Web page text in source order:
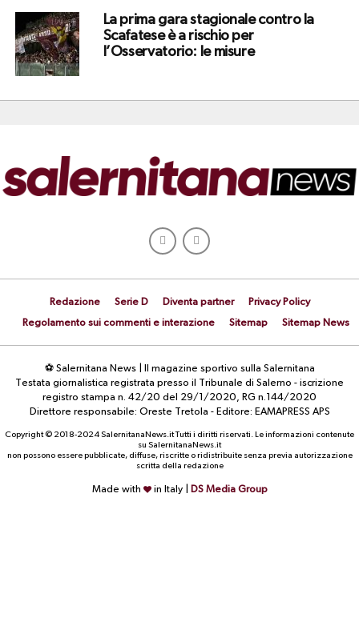
La prima gara stagionale contro la
Scafatese è a rischio per
l’Osservatorio: le misure
Redazione Serie D Diventa partner
Privacy Policy
Regolamento sui commenti e interazione
Sitemap Sitemap News
⚽ Salernitana News | Il magazine sportivo sulla Salernitana
Testata giornalistica registrata presso il Tribunale di Salerno - iscrizione
registro stampa n. 42/20 del 29/1/2020, RG n.144/2020
Direttore responsabile: Oreste Tretola - Editore: EAMAPRESS APS
Copyright © 2018-2024 SalernitanaNews.it Tutti i diritti riservati. Le informazioni contenute
su SalernitanaNews.it
non possono essere pubblicate, diffuse, riscritte o ridistribuite senza previa autorizzazione
scritta della redazione
Made with in Italy | DS Media Group